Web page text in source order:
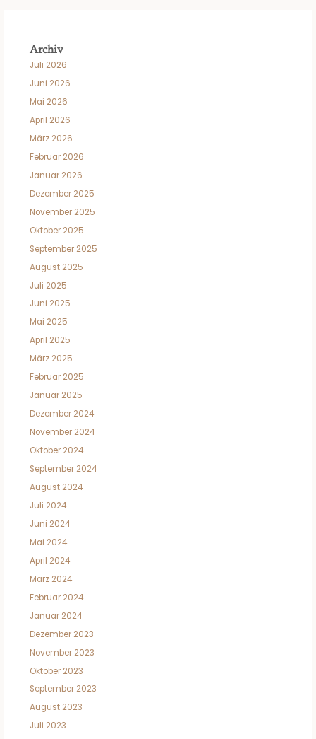
Archiv
Juli 2026
Juni 2026
Mai 2026
April 2026
März 2026
Februar 2026
Januar 2026
Dezember 2025
November 2025
Oktober 2025
September 2025
August 2025
Juli 2025
Juni 2025
Mai 2025
April 2025
März 2025
Februar 2025
Januar 2025
Dezember 2024
November 2024
Oktober 2024
September 2024
August 2024
Juli 2024
Juni 2024
Mai 2024
April 2024
März 2024
Februar 2024
Januar 2024
Dezember 2023
November 2023
Oktober 2023
September 2023
August 2023
Juli 2023